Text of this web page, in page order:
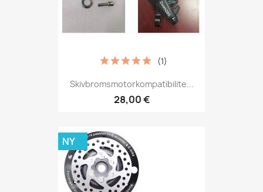
Skivbromsmotorkompatibilite...
28,00 €
(1)
NY